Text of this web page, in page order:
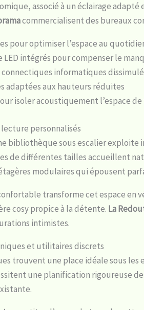
associé à un éclairage
commercialisent des bureaux
pour optimiser l’espace au
LED intégrés pour compenser le
informatiques
adaptées aux hauteurs réduites
isoler acoustiquement l’espace
personnalisés
bibliothèque sous escalier
de différentes tailles accueillent
modulaires qui épousent
transforme cet espace
cosy propice à la détente. La
intimistes.
et utilitaires discrets
trouvent une place idéale sous les
une planification rigoureuse